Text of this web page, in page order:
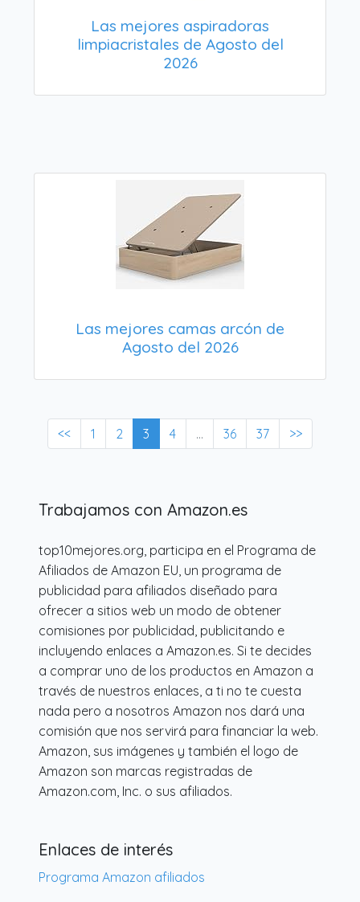
Las mejores aspiradoras
limpiacristales de Agosto del
2026
Las mejores camas arcón de
Agosto del 2026
<< 1 2 3 4 ... 36 37 >>
Trabajamos con Amazon.es
top10mejores.org, participa en el Programa de
Afiliados de Amazon EU, un programa de
publicidad para afiliados diseñado para
ofrecer a sitios web un modo de obtener
comisiones por publicidad, publicitando e
incluyendo enlaces a Amazon.es. Si te decides
a comprar uno de los productos en Amazon a
través de nuestros enlaces, a ti no te cuesta
nada pero a nosotros Amazon nos dará una
comisión que nos servirá para financiar la web.
Amazon, sus imágenes y también el logo de
Amazon son marcas registradas de
Amazon.com, Inc. o sus afiliados.
Enlaces de interés
Programa Amazon afiliados